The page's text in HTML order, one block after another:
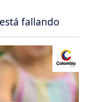
fallando